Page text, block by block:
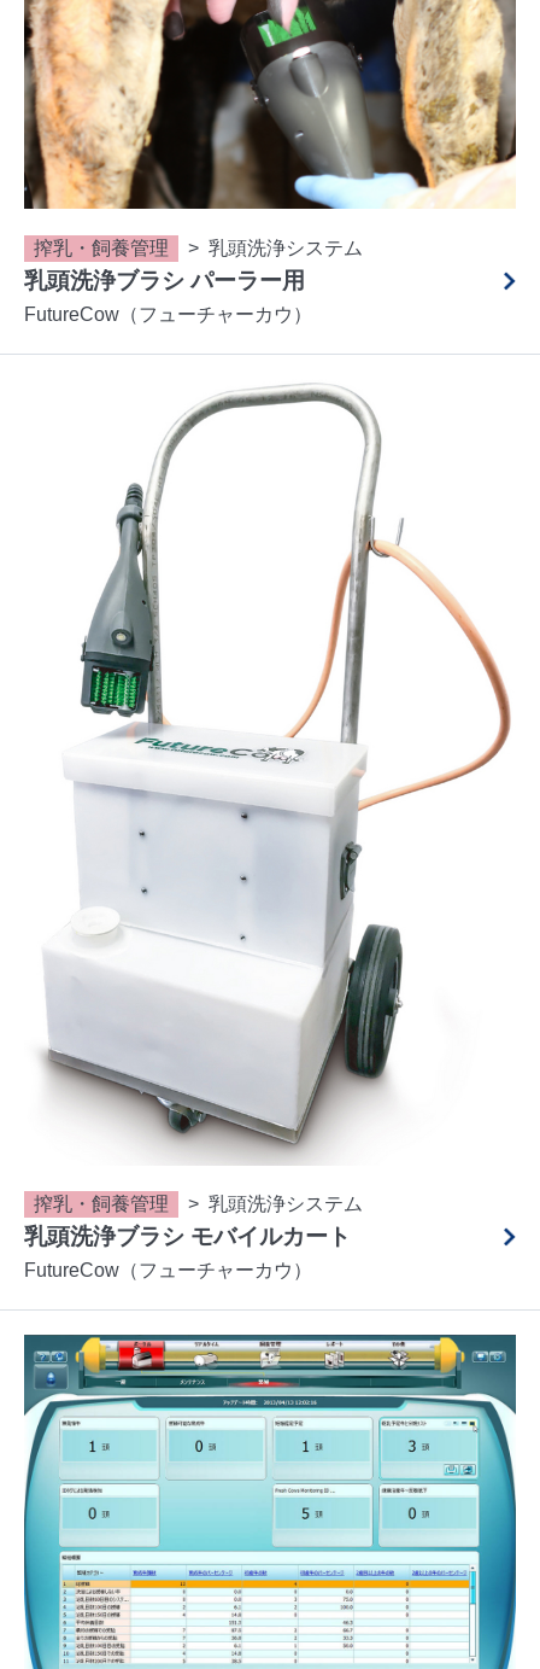
搾乳・飼養管理 乳頭洗浄システム
乳頭洗浄ブラシ パーラー用
FutureCow（フューチャーカウ）
搾乳・飼養管理 乳頭洗浄システム
乳頭洗浄ブラシ モバイルカート
FutureCow（フューチャーカウ）